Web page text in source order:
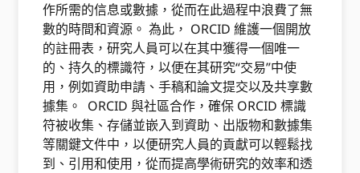
作所需的信息或數據，從而在此過程中浪費了無
數的時間和資源。 為此， ORCID 維護一個開放
的註冊表，研究人員可以在其中獲得一個唯一
的、持久的標識符，以便在其研究“交易”中使
用，例如資助申請、手稿和論文提交以及共享數
據集。 ORCID 與社區合作，確保 ORCID 標識
符被收集、存儲並嵌入到資助、出版物和數據集
等關鍵文件中，以便研究人員的貢獻可以輕鬆找
到、引用和使用，從而提高學術研究的效率和透